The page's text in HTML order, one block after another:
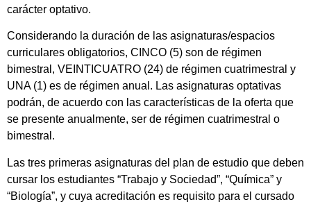
carácter optativo.
Considerando la duración de las asignaturas/espacios
curriculares obligatorios, CINCO (5) son de régimen
bimestral, VEINTICUATRO (24) de régimen cuatrimestral y
UNA (1) es de régimen anual. Las asignaturas optativas
podrán, de acuerdo con las características de la oferta que
se presente anualmente, ser de régimen cuatrimestral o
bimestral.
Las tres primeras asignaturas del plan de estudio que deben
cursar los estudiantes “Trabajo y Sociedad”, “Química” y
“Biología”, y cuya acreditación es requisito para el cursado